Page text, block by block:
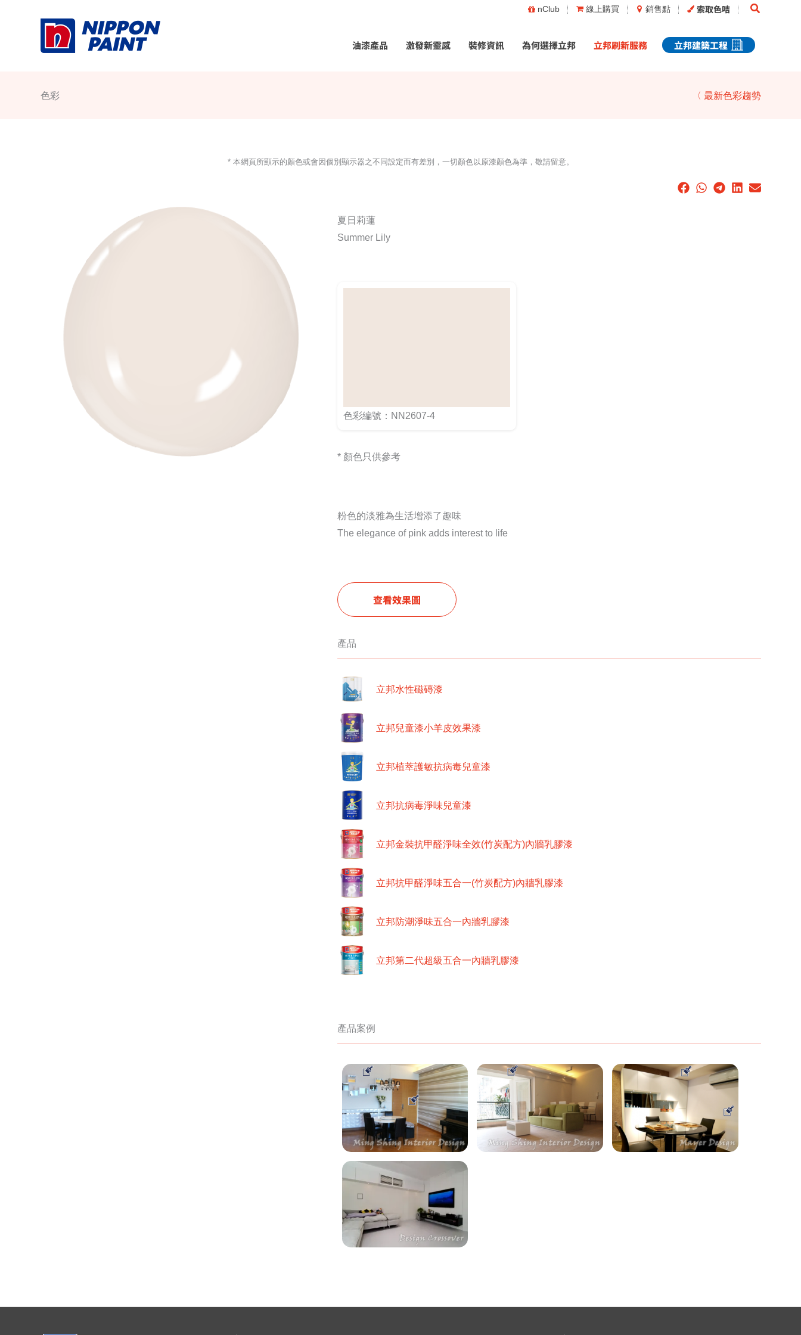
nClub 線上購買 銷售點 索取色咭 Search
油漆產品 激發新靈感 裝修資訊 為何選擇立邦 立邦刷新服務 立邦建築工程
色彩 〈 最新色彩趨勢
* 本網頁所顯示的顏色或會因個別顯示器之不同設定而有差別，一切顏色以原漆顏色為準，敬請留意。
夏日莉蓮
Summer Lily
色彩編號：NN2607-4
* 顏色只供參考
粉色的淡雅為生活增添了趣味
The elegance of pink adds interest to life
查看效果圖
產品
立邦水性磁磚漆
立邦兒童漆小羊皮效果漆
立邦植萃護敏抗病毒兒童漆
立邦抗病毒淨味兒童漆
立邦金裝抗甲醛淨味全效(竹炭配方)內牆乳膠漆
立邦抗甲醛淨味五合一(竹炭配方)內牆乳膠漆
立邦防潮淨味五合一內牆乳膠漆
立邦第二代超級五合一內牆乳膠漆
產品案例